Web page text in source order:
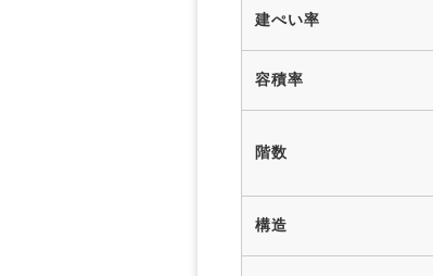
建ぺい率
容積率
階数
構造